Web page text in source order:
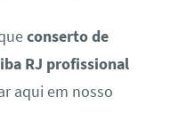
conserto de
RJ profissional
aqui em nosso